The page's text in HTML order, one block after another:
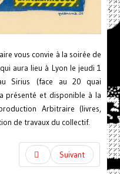
vous convie à la soirée de
aura lieu à Lyon le jeudi 1
Sirius (face au 20 quai
présenté et disponible à la
Arbitraire (livres,
de travaux du collectif.
Suivant